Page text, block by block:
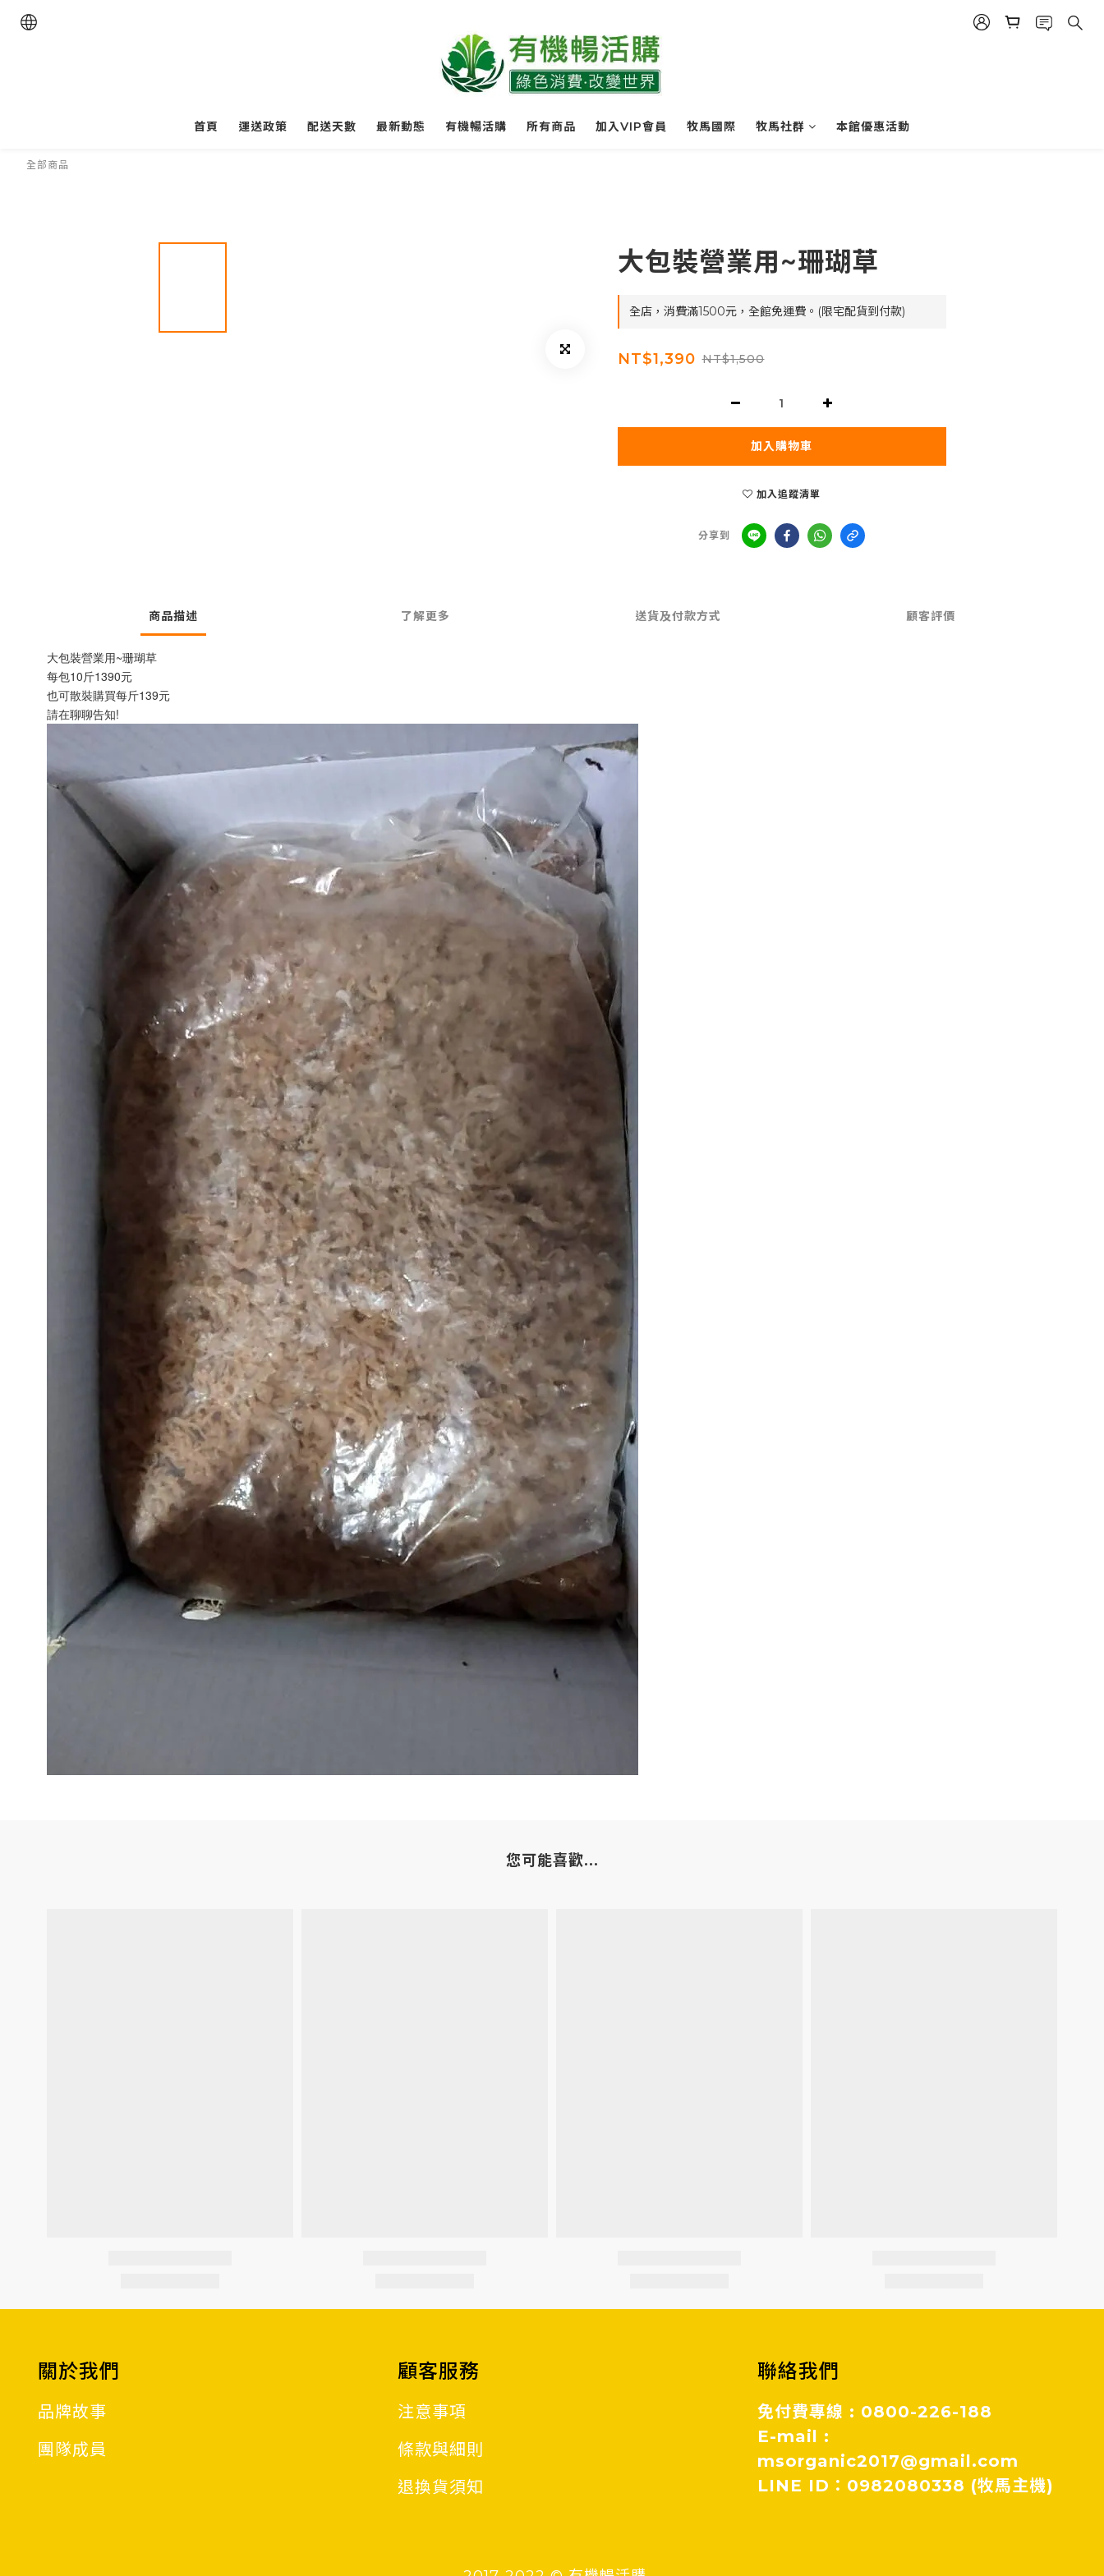
首頁 運送政策 配送天數 最新動態 有機暢活購 所有商品 加入VIP會員 牧馬國際 牧馬社群 本館優惠活動
全部商品
大包裝營業用~珊瑚草
全店，消費滿1500元，全館免運費。(限宅配貨到付款)
NT$1,390 NT$1,500
加入購物車
加入追蹤清單
分享到
商品描述 了解更多 送貨及付款方式 顧客評價
大包裝營業用~珊瑚草
每包10斤1390元
也可散裝購買每斤139元
請在聊聊告知!
您可能喜歡...
關於我們
品牌故事
團隊成員
顧客服務
注意事項
條款與細則
退換貨須知
聯絡我們
免付費專線 : 0800-226-188
E-mail :
msorganic2017@gmail.com
LINE ID：0982080338 (牧馬主機)